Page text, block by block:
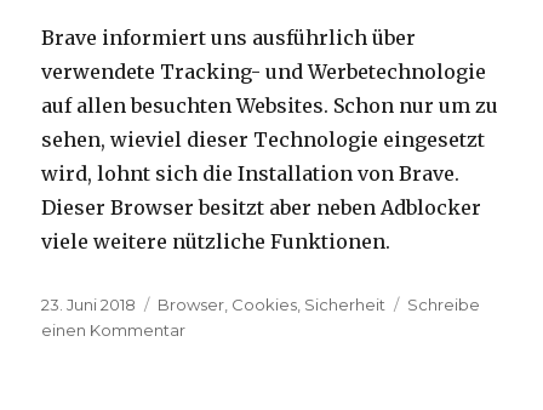
Brave informiert uns ausführlich über
verwendete Tracking- und Werbetechnologie
auf allen besuchten Websites. Schon nur um zu
sehen, wieviel dieser Technologie eingesetzt
wird, lohnt sich die Installation von Brave.
Dieser Browser besitzt aber neben Adblocker
viele weitere nützliche Funktionen.
Veröffentlicht
am
23. Juni 2018 Kategorien
Browser Cookies Sicherheit
Schreibe
einen Kommentar